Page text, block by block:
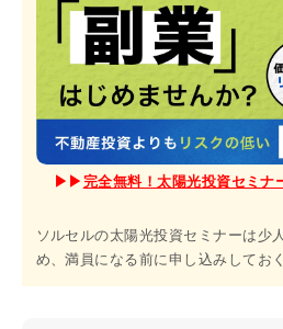
▶︎▶︎ 完全無料！太陽光投資セミナ
ソルセルの太陽光投資セミナーは少
め、満員になる前に申し込みしてお